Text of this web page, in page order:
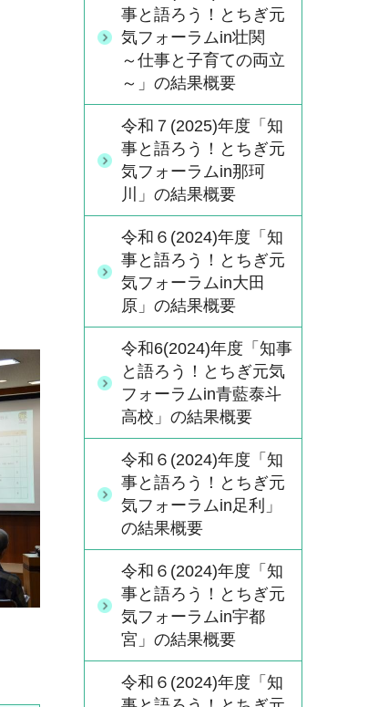
事と語ろう！とちぎ元
気フォーラムin壮関
～仕事と子育ての両立
～」の結果概要
令和７(2025)年度「知
事と語ろう！とちぎ元
気フォーラムin那珂
川」の結果概要
令和６(2024)年度「知
事と語ろう！とちぎ元
気フォーラムin大田
原」の結果概要
令和6(2024)年度「知事
と語ろう！とちぎ元気
フォーラムin青藍泰斗
高校」の結果概要
令和６(2024)年度「知
事と語ろう！とちぎ元
気フォーラムin足利」
の結果概要
令和６(2024)年度「知
事と語ろう！とちぎ元
気フォーラムin宇都
宮」の結果概要
令和６(2024)年度「知